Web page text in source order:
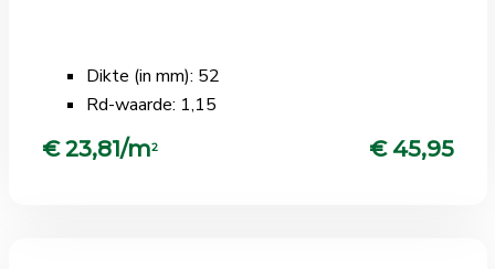
Dikte (in mm): 52
Rd-waarde: 1,15
€ 23,81/m2 € 45,95